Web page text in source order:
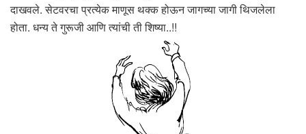
दाखवले. सेटवरचा प्रत्येक माणूस थक्क होऊन जागच्या जागी थिजलेला
होता. धन्य ते गुरूजी आणि त्यांची ती शिष्या..!!